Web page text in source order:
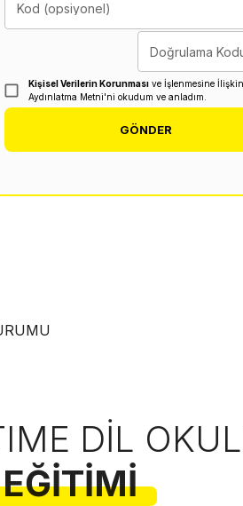
Kod (opsiyonel)
Doğrulama
Kişisel Verilerin Korunması ve İşlenmesine İlişkin
Aydınlatma Metni'ni okudum ve anladım.
GÖNDER
DIL